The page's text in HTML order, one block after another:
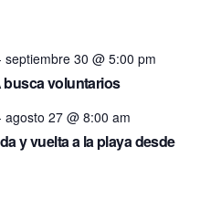
septiembre 30 @ 5:00 pm
busca voluntarios
agosto 27 @ 8:00 am
y vuelta a la playa desde